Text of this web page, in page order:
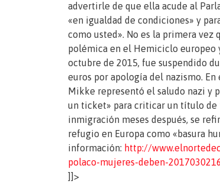
advertirle de que ella acude al
«en igualdad de condiciones» y
como usted». No es la primera
polémica en el Hemiciclo europeo
octubre de 2015, fue suspendido
euros por apología del nazismo.
Mikke representó el saludo nazi y
un ticket» para criticar un título de
inmigración meses después, se
refugio en Europa como «basura
información: http://
polaco-mujeres-deben-
]]>